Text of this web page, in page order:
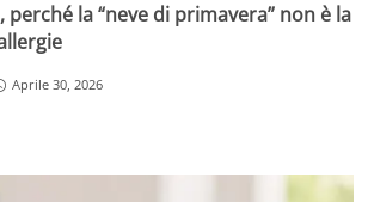
la “neve di primavera” non è la
Aprile 30, 2026